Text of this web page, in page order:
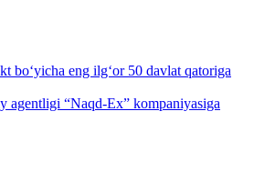
bo‘yicha eng ilg‘or 50 davlat qatoriga